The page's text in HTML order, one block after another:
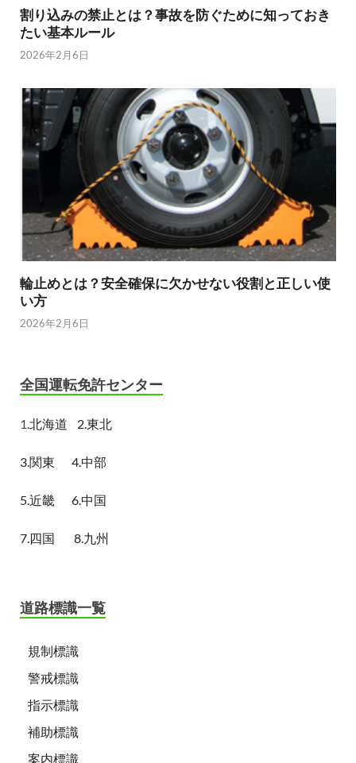
割り込みの禁止とは？事故を防ぐために知っておき
たい基本ルール
2026年2月6日
輪止めとは？安全確保に欠かせない役割と正しい使
い方
2026年2月6日
全国運転免許センター
1.北海道 2.東北
3.関東 4.中部
5.近畿 6.中国
7.四国 8.九州
道路標識一覧
規制標識
警戒標識
指示標識
補助標識
案内標識